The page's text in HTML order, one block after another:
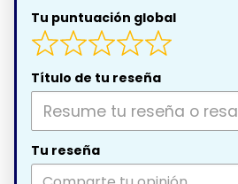
Tu puntuación global
Título de tu reseña
Tu reseña